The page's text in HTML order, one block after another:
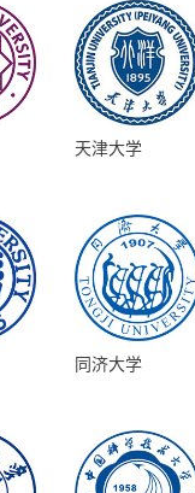
天津大学
同济大学